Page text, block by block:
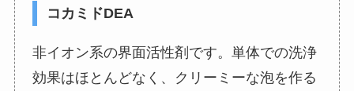
コカミドDEA
非イオン系の界面活性剤です。単体での洗浄
効果はほとんどなく、クリーミーな泡を作る